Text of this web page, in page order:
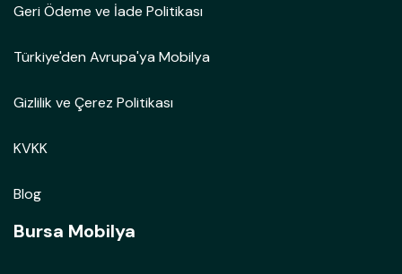
Geri Ödeme ve İade Politikası
Türkiye'den Avrupa'ya Mobilya
Gizlilik ve Çerez Politikası
KVKK
Blog
Bursa Mobilya